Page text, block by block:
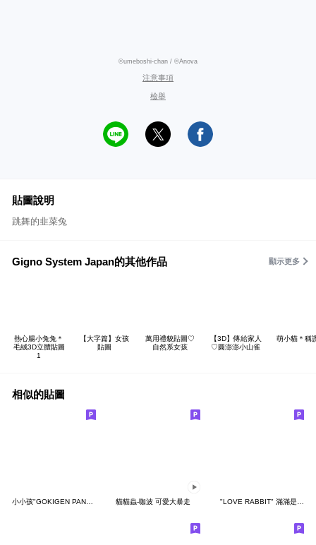
©umeboshi-chan / ©Anova
注意事項
檢舉
貼圖說明
跳舞的韭菜兔
Gigno System Japan的其他作品 顯示更多
熱心腸小兔兔＊
毛絨3D立體貼圖
1
【大字篇】女孩
貼圖
萬用禮貌貼圖♡
自然系女孩
【3D】傳給家人
♡圓澎澎小山雀
萌小貓＊稱
相似的貼圖
小小孩"GOKIGEN PANDA" 台灣版 貓貓蟲-咖波 可愛大暴走 "LOVE RABBIT" 滿滿是愛 台灣版